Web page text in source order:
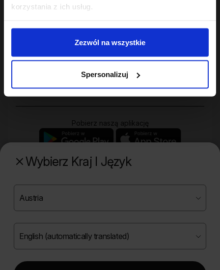
korzystania z ich usług.
Zezwól na wszystkie
Spersonalizuj
Wybierz Kraj I Język
Sklep
Twoje konto
Pobierz naszą aplikację
Poznaj naszą drugą markę